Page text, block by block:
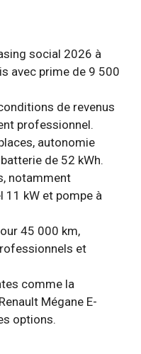
social 2026 à
avec prime de 9 500
de revenus
professionnel.
autonomie
de 52 kWh.
notamment
11 kW et pompe à
45 000 km,
et
comme la
Mégane E-
options.